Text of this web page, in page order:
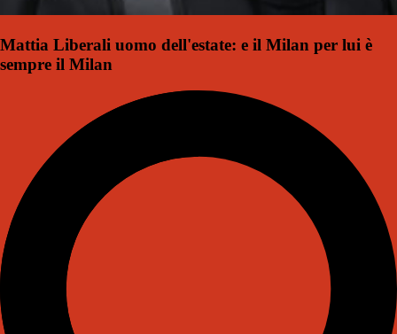
Mattia Liberali uomo dell'estate: e il Milan per lui è
sempre il Milan